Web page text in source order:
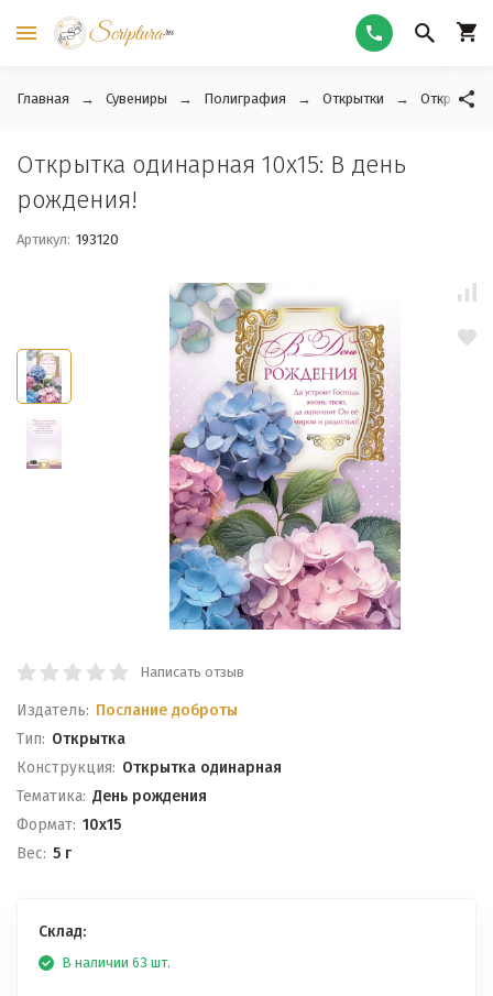
Главная Сувениры Полиграфия Открытки Открытки
Открытка одинарная 10x15: В день
рождения!
Артикул: 193120
Написать отзыв
Издатель: Послание доброты
Тип: Открытка
Конструкция: Открытка одинарная
Тематика: День рождения
Формат: 10x15
Вес: 5 г
Склад:
В наличии 63 шт.